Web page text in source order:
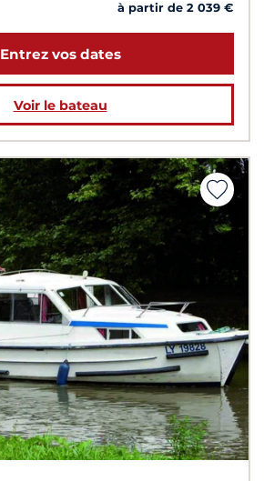
à partir de 2 039 €
Entrez vos dates
Voir le bateau